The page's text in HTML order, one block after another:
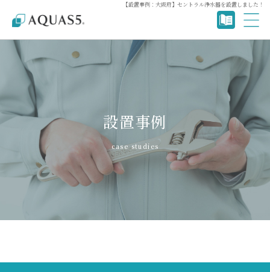
【設置事例：大阪府】セントラル浄水器を設置しました！
設置事例
case studies